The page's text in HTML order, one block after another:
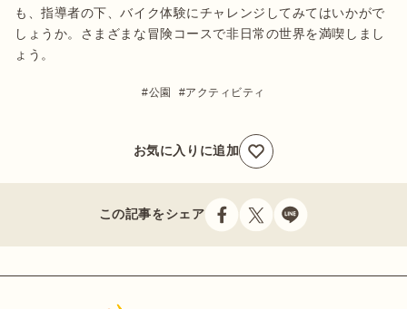
も、指導者の下、バイク体験にチャレンジしてみてはいかがで
しょうか。さまざまな冒険コースで非日常の世界を満喫しまし
ょう。
公園 アクティビティ
お気に入りに追加
この記事をシェア